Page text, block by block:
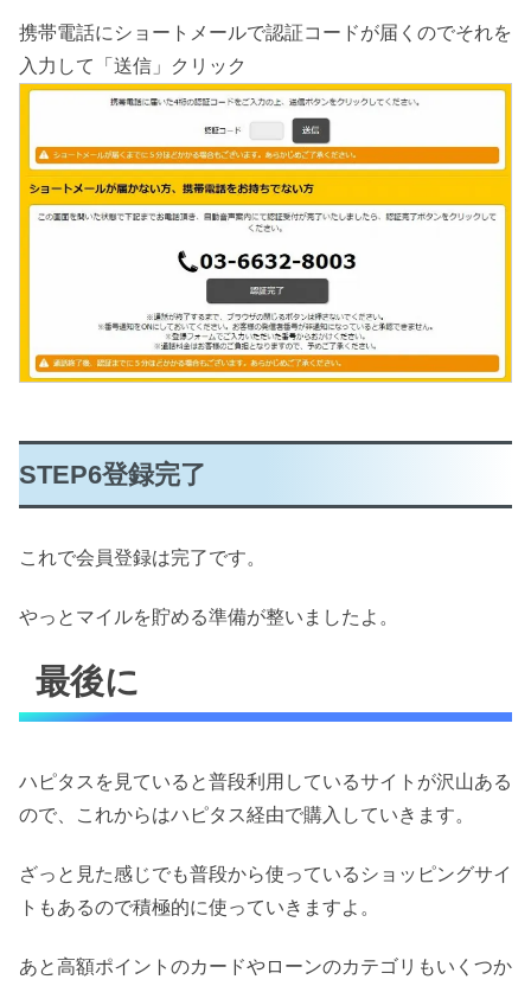
携帯電話にショートメールで認証コードが届くのでそれを
入力して「送信」クリック
STEP6登録完了
これで会員登録は完了です。
やっとマイルを貯める準備が整いましたよ。
最後に
ハピタスを見ていると普段利用しているサイトが沢山ある
ので、これからはハピタス経由で購入していきます。
ざっと見た感じでも普段から使っているショッピングサイ
トもあるので積極的に使っていきますよ。
あと高額ポイントのカードやローンのカテゴリもいくつか